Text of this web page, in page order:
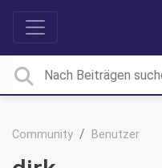
Community Benutzer